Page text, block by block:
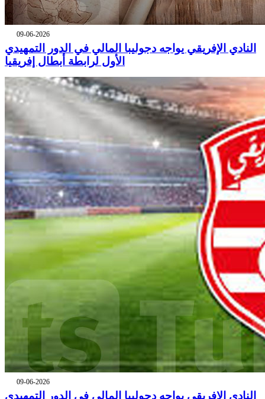
09-06-2026
النادي الإفريقي يواجه دجوليبا المالي في الدور التمهيدي
الأول لرابطة أبطال إفريقيا
09-06-2026
النادي الإفريقي يواجه دجوليبا المالي في الدور التمهيدي